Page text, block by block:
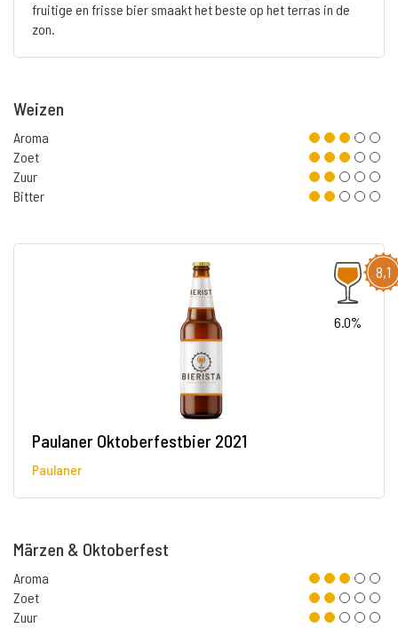
fruitige en frisse bier smaakt het beste op het terras in de
zon.
Weizen
Aroma
Zoet
Zuur
Bitter
8,1
6.0%
Paulaner Oktoberfestbier 2021
Paulaner
Märzen & Oktoberfest
Aroma
Zoet
Zuur